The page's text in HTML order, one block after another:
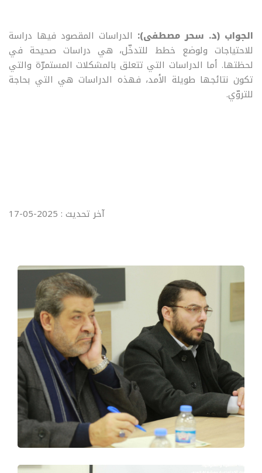
الجواب (د. سحر مصطفى): الدراسات المقصود فيها دراسة
للاحتياجات ولوضع خطط للتدخّل، هي دراسات صحيحة في
لحظتها. أما الدراسات التي تتعلق بالمشكلات المستمرّة والتي
تكون نتائجها طويلة الأمد، فهذه الدراسات هي التي بحاجة
للتروّي.
آخر تحديث : 2025-05-17